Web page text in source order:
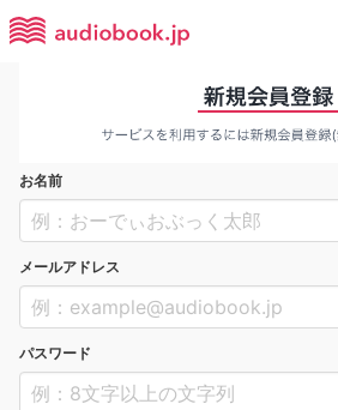
お名前
メールアドレス
パスワード